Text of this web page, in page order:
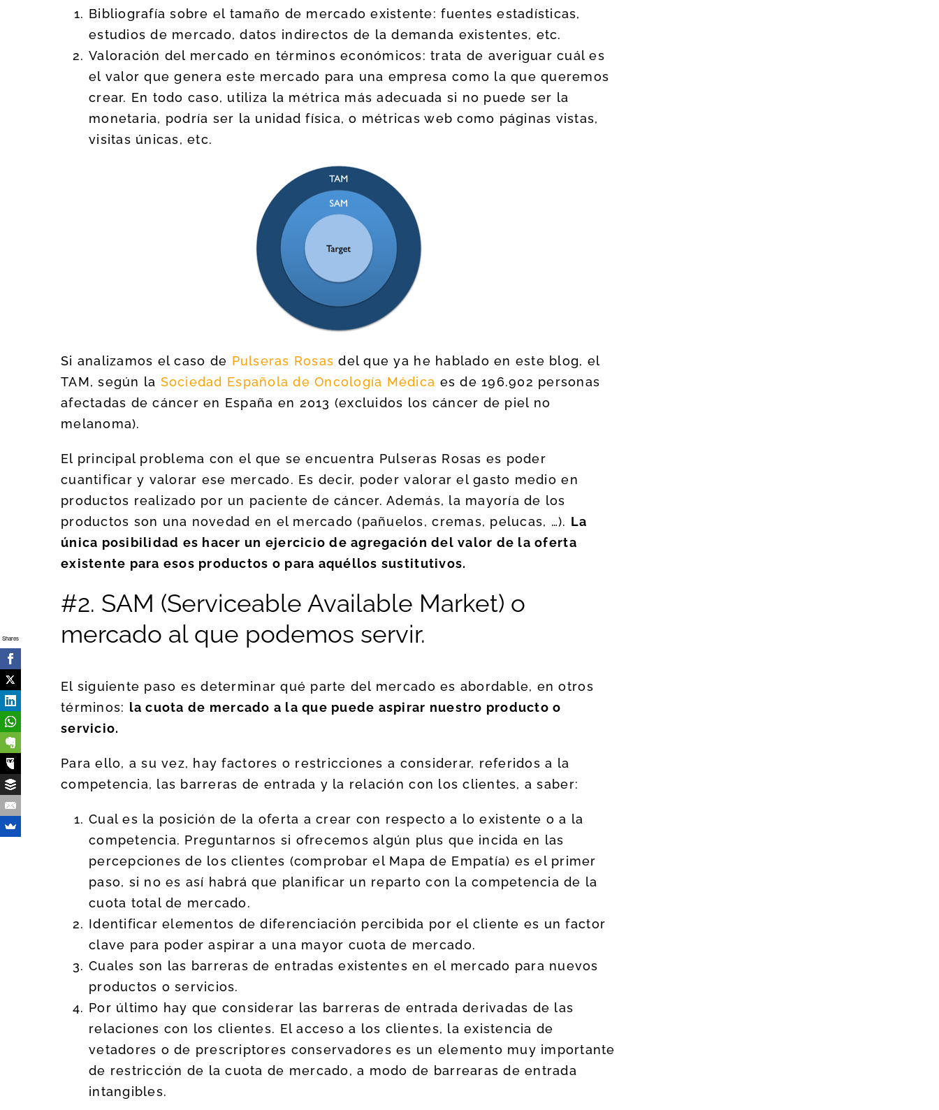
Bibliografía sobre el tamaño de mercado existente: fuentes estadísticas,
estudios de mercado, datos indirectos de la demanda existentes, etc.
Valoración del mercado en términos económicos: trata de averiguar cuál es
el valor que genera este mercado para una empresa como la que queremos
crear. En todo caso, utiliza la métrica más adecuada si no puede ser la
monetaria, podría ser la unidad física, o métricas web como páginas vistas,
visitas únicas, etc.
Si analizamos el caso de Pulseras Rosas del que ya he hablado en este blog, el
TAM, según la Sociedad Española de Oncología Médica es de 196.902 personas
afectadas de cáncer en España en 2013 (excluidos los cáncer de piel no
melanoma).
El principal problema con el que se encuentra Pulseras Rosas es poder
cuantificar y valorar ese mercado. Es decir, poder valorar el gasto medio en
productos realizado por un paciente de cáncer. Además, la mayoría de los
productos son una novedad en el mercado (pañuelos, cremas, pelucas, …). La
única posibilidad es hacer un ejercicio de agregación del valor de la oferta
existente para esos productos o para aquéllos sustitutivos.
#2. SAM (Serviceable Available Market) o
mercado al que podemos servir.
El siguiente paso es determinar qué parte del mercado es abordable, en otros
términos: la cuota de mercado a la que puede aspirar nuestro producto o
servicio.
Para ello, a su vez, hay factores o restricciones a considerar, referidos a la
competencia, las barreras de entrada y la relación con los clientes, a saber:
Cual es la posición de la oferta a crear con respecto a lo existente o a la
competencia. Preguntarnos si ofrecemos algún plus que incida en las
percepciones de los clientes (comprobar el Mapa de Empatía) es el primer
paso, si no es así habrá que planificar un reparto con la competencia de la
cuota total de mercado.
Identificar elementos de diferenciación percibida por el cliente es un factor
clave para poder aspirar a una mayor cuota de mercado.
Cuales son las barreras de entradas existentes en el mercado para nuevos
productos o servicios.
Por último hay que considerar las barreras de entrada derivadas de las
relaciones con los clientes. El acceso a los clientes, la existencia de
vetadores o de prescriptores conservadores es un elemento muy importante
de restricción de la cuota de mercado, a modo de barrearas de entrada
intangibles.
Shares